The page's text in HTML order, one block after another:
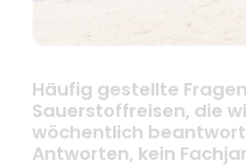
Häufig gestellte
Sauerstoffreisen, die
wöchentlich
Antworten, kein